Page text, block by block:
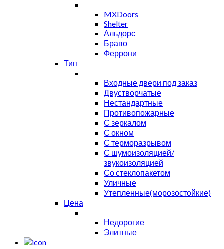
MXDoors
Shelter
Альдорс
Браво
Феррони
Тип
Входные двери под заказ
Двустворчатые
Нестандартные
Противопожарные
С зеркалом
С окном
С терморазрывом
С шумоизоляцией/
звукоизоляцией
Со стеклопакетом
Уличные
Утепленные(морозостойкие)
Цена
Недорогие
Элитные